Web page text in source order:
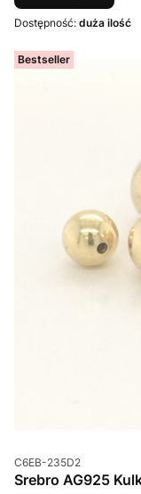
Dostępność: duża ilość
Bestseller
Kod produktu
C6EB-235D2
Srebro